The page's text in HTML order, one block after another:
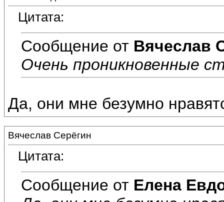
Цитата:
Сообщение от Вячеслав
Очень проникновенные
Да, они мне безумно
Вячеслав Серёгин
Цитата:
Сообщение от Елена